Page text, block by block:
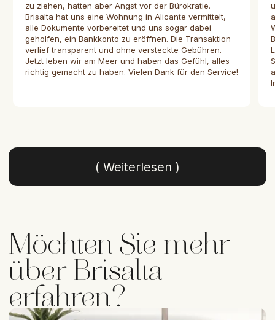
zu ziehen, hatten aber Angst vor der Bürokratie.
Brisalta hat uns eine Wohnung in Alicante vermittelt,
alle Dokumente vorbereitet und uns sogar dabei
geholfen, ein Bankkonto zu eröffnen. Die Transaktion
verlief transparent und ohne versteckte Gebühren.
Jetzt leben wir am Meer und haben das Gefühl, alles
richtig gemacht zu haben. Vielen Dank für den Service!